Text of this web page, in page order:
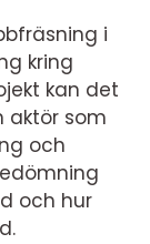
i
kring
kan det
aktör som
och
och hur